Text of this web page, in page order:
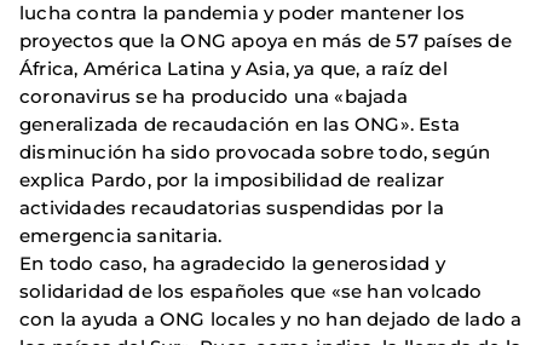
lucha contra la pandemia y poder mantener los
proyectos que la ONG apoya en más de 57 países de
África, América Latina y Asia, ya que, a raíz del
coronavirus se ha producido una «bajada
generalizada de recaudación en las ONG». Esta
disminución ha sido provocada sobre todo, según
explica Pardo, por la imposibilidad de realizar
actividades recaudatorias suspendidas por la
emergencia sanitaria.
En todo caso, ha agradecido la generosidad y
solidaridad de los españoles que «se han volcado
con la ayuda a ONG locales y no han dejado de lado a